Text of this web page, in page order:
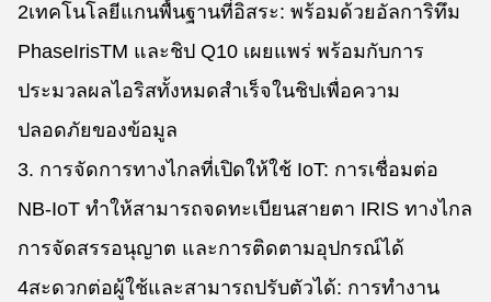
2เทคโนโลยีแกนพื้นฐานที่อิสระ: พร้อมด้วยอัลการิทึม
PhaseIrisTM และชิป Q10 เผยแพร่ พร้อมกับการ
ประมวลผลไอริสทั้งหมดสําเร็จในชิปเพื่อความ
ปลอดภัยของข้อมูล
3. การจัดการทางไกลที่เปิดให้ใช้ IoT: การเชื่อมต่อ
NB-IoT ทําให้สามารถจดทะเบียนสายตา IRIS ทางไกล
การจัดสรรอนุญาต และการติดตามอุปกรณ์ได้
4สะดวกต่อผู้ใช้และสามารถปรับตัวได้: การทํางาน